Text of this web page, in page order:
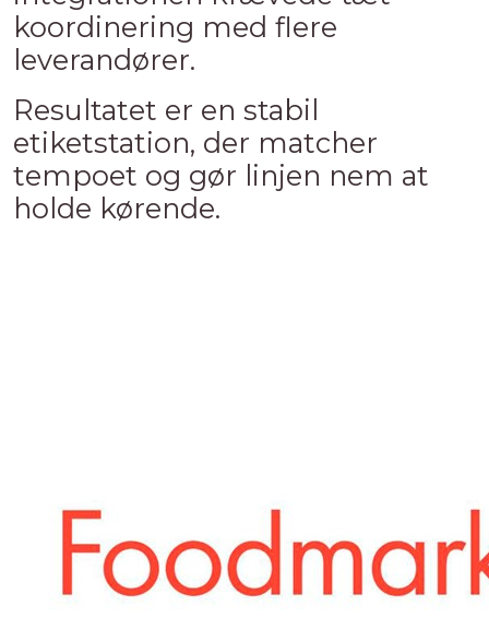
koordinering med flere
leverandører.
Resultatet er en stabil
etiketstation, der matcher
tempoet og gør linjen nem at
holde kørende.